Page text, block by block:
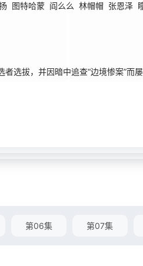
图特哈蒙 阎么么 林帽帽 张恩泽
拔，并因暗中追查“边境惨案”而
第06集 第07集